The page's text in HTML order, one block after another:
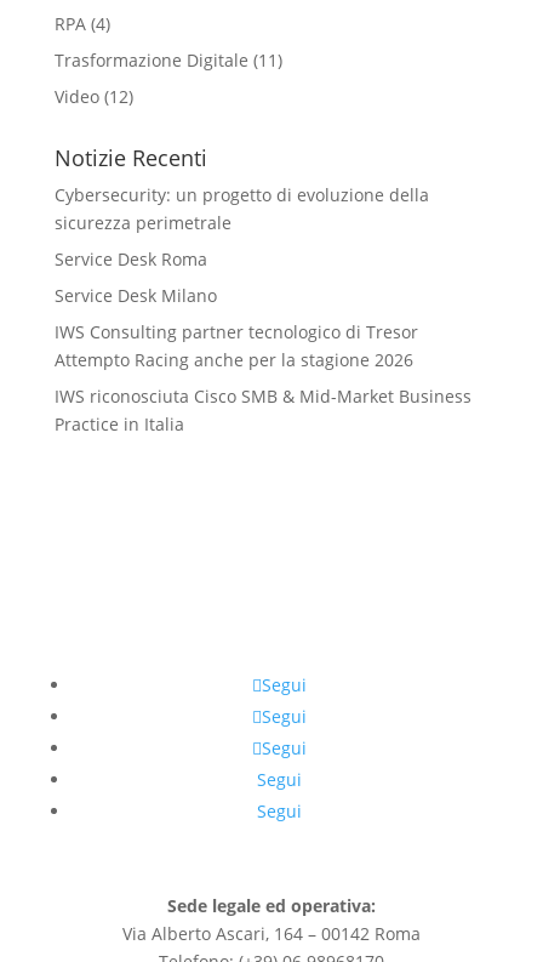
RPA(4)
Trasformazione Digitale (11)
Video(12)
Notizie Recenti
Cybersecurity: un progetto di evoluzione della
sicurezza perimetrale
Service Desk Roma
Service Desk Milano
IWS Consulting partner tecnologico di Tresor
Attempto Racing anche per la stagione 2026
IWS riconosciuta Cisco SMB & Mid-Market Business
Practice in Italia
Segui
Segui
Segui
Segui
Segui
Sede legale ed operativa:
Via Alberto Ascari, 164 – 00142 Roma